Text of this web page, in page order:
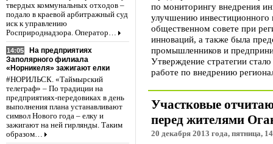
твердых коммунальных отходов –
подало в краевой арбитражный суд
иск к управлению
Росприроднадзора. Оператор…
14:05
На предприятиях
Заполярного филиала
«Норникеля» зажигают елки
#НОРИЛЬСК. «Таймырский
телеграф» – По традиции на
предприятиях-передовиках в день
выполнения плана устанавливают
символ Нового года – елку и
зажигают на ней гирлянды. Таким
образом…
по мониторингу внедрения
улучшению инвестиционного
общественном совете при
инноваций, а также была
промышленников и
Утверждение стратегии
работе по внедрению
Участковые
перед жителями
20 декабря 2013 года, пятница,